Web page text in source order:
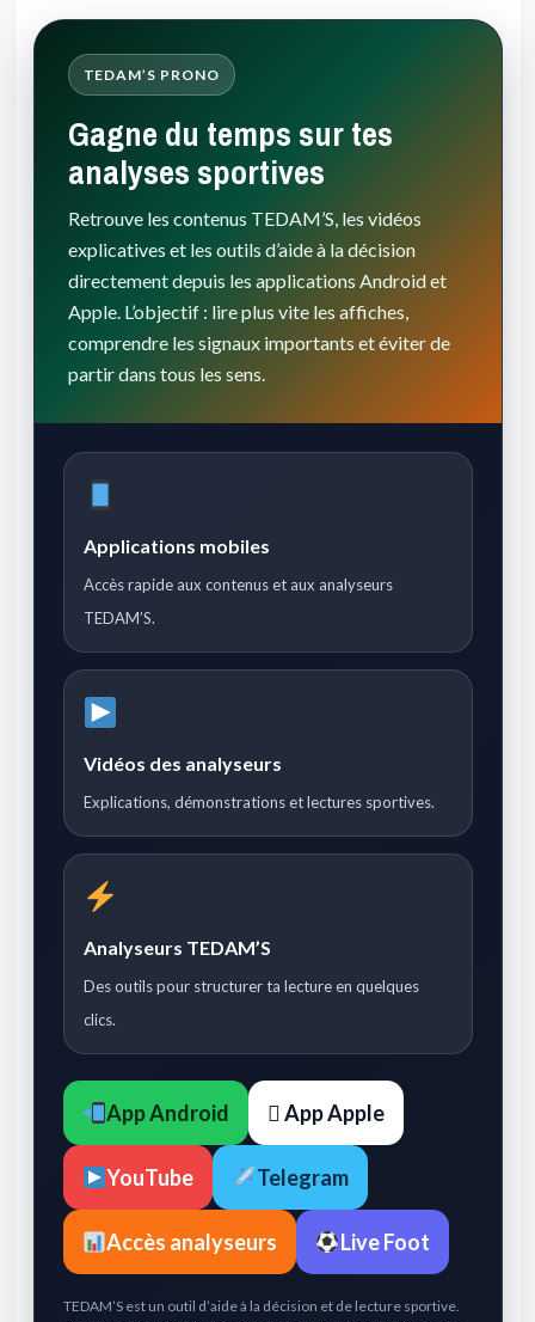
TEDAM’S PRONO
Gagne du temps sur tes
analyses sportives
Retrouve les contenus TEDAM’S, les vidéos
explicatives et les outils d’aide à la décision
directement depuis les applications Android et
Apple. L’objectif : lire plus vite les affiches,
comprendre les signaux importants et éviter de
partir dans tous les sens.
Applications mobiles
Accès rapide aux contenus et aux analyseurs
TEDAM’S.
Vidéos des analyseurs
Explications, démonstrations et lectures sportives.
Analyseurs TEDAM’S
Des outils pour structurer ta lecture en quelques
clics.
App Android  App Apple
YouTube Telegram
Accès analyseurs Live Foot
TEDAM’S est un outil d’aide à la décision et de lecture sportive.